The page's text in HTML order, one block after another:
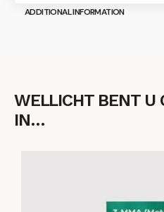
ADDITIONAL INFORMATION
WELLICHT BENT U
IN…